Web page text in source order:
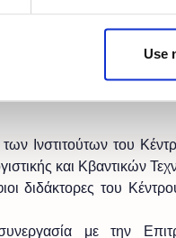
Use
και φοιτήτριες θετικής
από κοντά την
στην Αγία
Ινστιτούτων του
και Κβαντικών
διδάκτορες του
με την